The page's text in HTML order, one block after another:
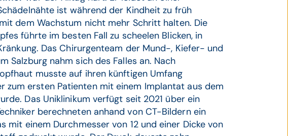
ist während der Kindheit zu früh
dem Wachstum nicht mehr Schritt halten. Die
führte im besten Fall zu scheelen Blicken, in
Das Chirurgenteam der Mund-, Kiefer- und
Salzburg nahm sich des Falles an. Nach
musste auf ihren künftigen Umfang
zum ersten Patienten mit einem Implantat aus dem
Das Uniklinikum verfügt seit 2021 über ein
berechneten anhand von CT-Bildern ein
mit einem Durchmesser von 12 und einer Dicke von